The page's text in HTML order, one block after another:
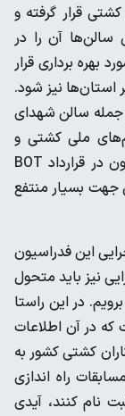
کشتی قرار گرفته و
سالن‌ها آن را در
بهره برداری قرار
استان‌ها نیز شود.
جمله سالن شهدای
ملی کشتی و
مجموعه‌های اداری، فرهنگی و ورزشی فدراسیون در قرارداد BOT
جهت بسیار منتفع
این فدراسیون
نیز باید متحول
در این راستا
که در آن اطلاعات
کشتی کشور به
راه اندازی
نام کنند، آیدی